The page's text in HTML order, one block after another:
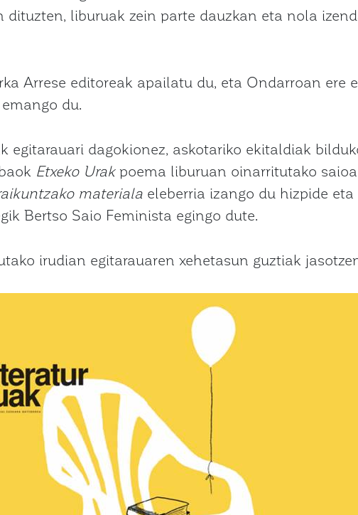
dituzten, liburuak zein parte dauzkan eta nola
Arrese editoreak apailatu du, eta Ondarroan ere
du.
egitarauari dagokionez, askotariko ekitaldiak
Etxeko Urakpoema liburuan oinarritutako saioa
materialaeleberria izango du hizpide eta
Bertso Saio Feminista egingo dute.
irudian egitarauaren xehetasun guztiak